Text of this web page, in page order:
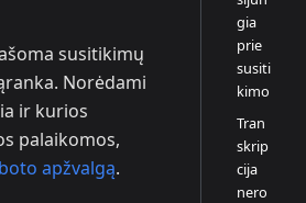
susitikimų
Norėdami
ir kurios
palaikomos,
apžvalgą.
gia
prie
susiti
kimo
Tran
skrip
cija
nero